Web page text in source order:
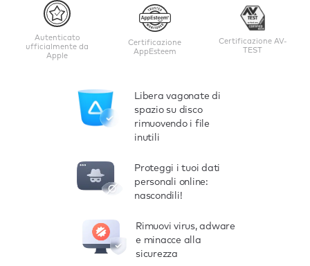
Autenticato
ufficialmente da
Apple
Certificazione
AppEsteem
Certificazione AV-
TEST
Libera vagonate di
spazio su disco
rimuovendo i file
inutili
Proteggi i tuoi dati
personali online:
nascondili!
Rimuovi virus, adware
e minacce alla
sicurezza